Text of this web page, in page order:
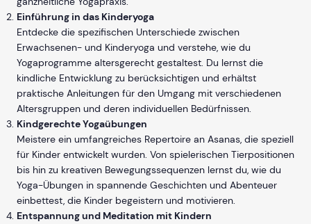
Einführung in das Kinderyoga
Entdecke die spezifischen Unterschiede zwischen
Erwachsenen- und Kinderyoga und verstehe, wie du
Yogaprogramme altersgerecht gestaltest. Du lernst die
kindliche Entwicklung zu berücksichtigen und erhältst
praktische Anleitungen für den Umgang mit verschiedenen
Altersgruppen und deren individuellen Bedürfnissen.
Kindgerechte Yogaübungen
Meistere ein umfangreiches Repertoire an Asanas, die speziell
für Kinder entwickelt wurden. Von spielerischen Tierpositionen
bis hin zu kreativen Bewegungssequenzen lernst du, wie du
Yoga-Übungen in spannende Geschichten und Abenteuer
einbettest, die Kinder begeistern und motivieren.
Entspannung und Meditation mit Kindern